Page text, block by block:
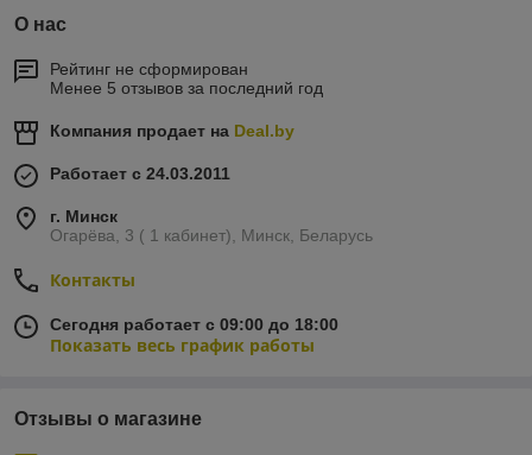
О нас
Рейтинг не сформирован
Менее 5 отзывов за последний год
Компания продает на Deal.by
Работает с 24.03.2011
г. Минск
Огарёва, 3 ( 1 кабинет), Минск, Беларусь
Контакты
Сегодня работает с 09:00 до 18:00
Показать весь график работы
Отзывы о магазине